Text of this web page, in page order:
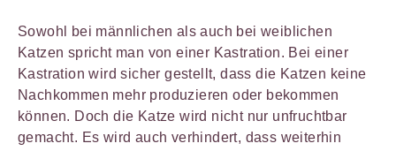
Sowohl bei männlichen als auch bei weiblichen
Katzen spricht man von einer Kastration. Bei einer
Kastration wird sicher gestellt, dass die Katzen keine
Nachkommen mehr produzieren oder bekommen
können. Doch die Katze wird nicht nur unfruchtbar
gemacht. Es wird auch verhindert, dass weiterhin